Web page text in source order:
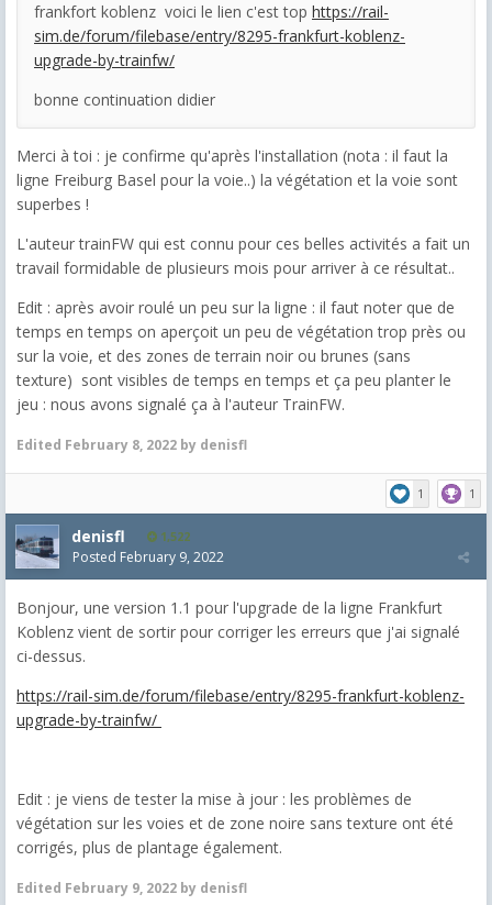
frankfort koblenz voici le lien c'est top https://rail-
sim.de/forum/filebase/entry/8295-frankfurt-koblenz-
upgrade-by-trainfw/
bonne continuation didier
Merci à toi : je confirme qu'après l'installation (nota : il faut la
ligne Freiburg Basel pour la voie..) la végétation et la voie sont
superbes !
L'auteur trainFW qui est connu pour ces belles activités a fait un
travail formidable de plusieurs mois pour arriver à ce résultat..
Edit : après avoir roulé un peu sur la ligne : il faut noter que de
temps en temps on aperçoit un peu de végétation trop près ou
sur la voie, et des zones de terrain noir ou brunes (sans
texture) sont visibles de temps en temps et ça peu planter le
jeu : nous avons signalé ça à l'auteur TrainFW.
Edited February 8, 2022 by denisfl
1 1
denisfl 1,522
Posted February 9, 2022
Bonjour, une version 1.1 pour l'upgrade de la ligne Frankfurt
Koblenz vient de sortir pour corriger les erreurs que j'ai signalé
ci-dessus.
https://rail-sim.de/forum/filebase/entry/8295-frankfurt-koblenz-
upgrade-by-trainfw/
Edit : je viens de tester la mise à jour : les problèmes de
végétation sur les voies et de zone noire sans texture ont été
corrigés, plus de plantage également.
Edited February 9, 2022 by denisfl